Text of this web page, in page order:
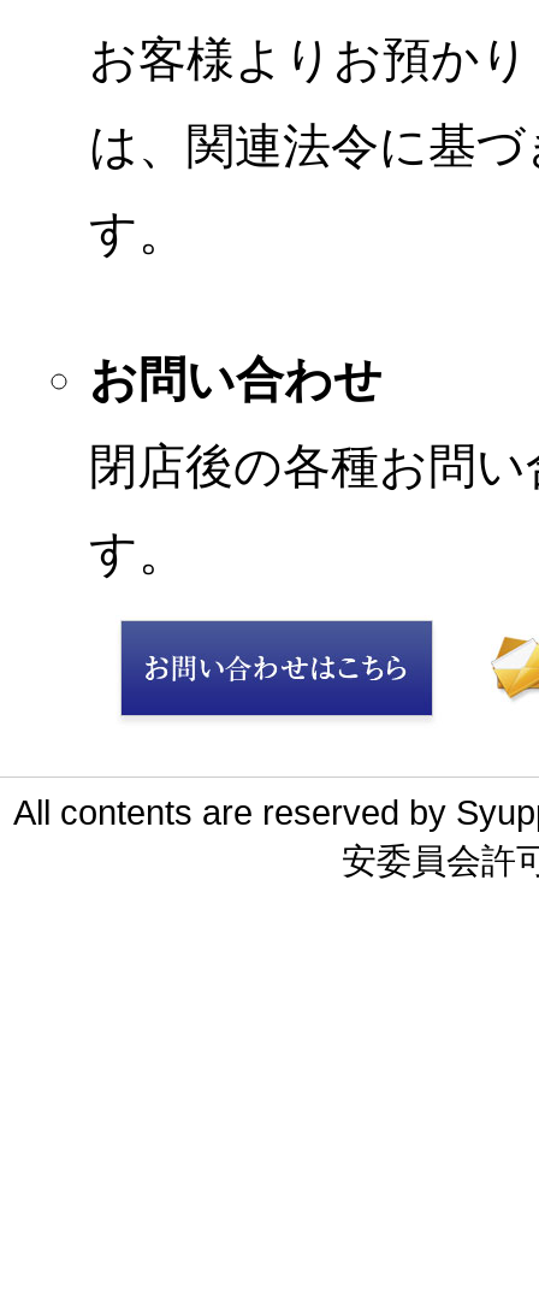
お客様よりお預か
は、関連法令に基
す。
お問い合わせ
閉店後の各種お問
す。
All contents are reserved by
安委員会許